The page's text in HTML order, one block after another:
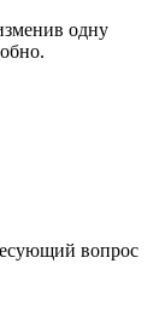
одну
вопрос